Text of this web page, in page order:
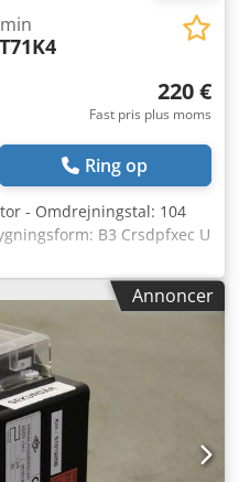
220 €
Fast pris plus moms
Ring op
- Omdrejningstal: 104
B3 Crsdpfxec U
mm - Beskyttelsesklasse:
- Pris: pr. stk. -
- Vægt: 10,4 kg Annoncer